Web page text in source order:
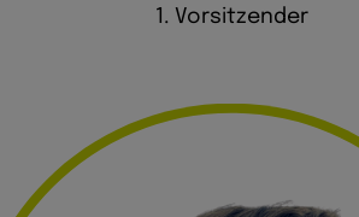
1. Vorsitzender